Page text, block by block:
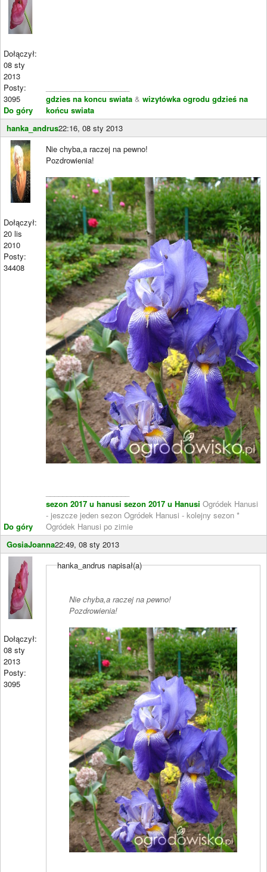
Dołączył:
08 sty
2013
Posty:
3095
Do góry
gdzies na koncu swiata & wizytówka ogrodu gdzieś na
końcu swiata
hanka_andrus22:16, 08 sty 2013
Dołączył:
20 lis
2010
Posty:
34408
Do góry
Nie chyba,a raczej na pewno!
Pozdrowienia!
sezon 2017 u hanusi sezon 2017 u Hanusi Ogródek Hanusi
- jeszcze jeden sezon Ogródek Hanusi - kolejny sezon *
Ogródek Hanusi po zimie
GosiaJoanna22:49, 08 sty 2013
Dołączył:
08 sty
2013
Posty:
3095
hanka_andrus napisał(a)
Nie chyba,a raczej na pewno!
Pozdrowienia!